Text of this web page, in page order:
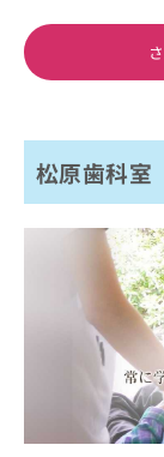
松原歯科室